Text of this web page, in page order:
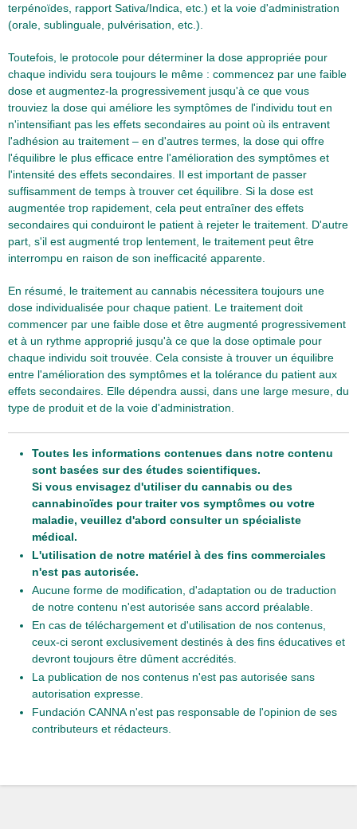
terpénoïdes, rapport Sativa/Indica, etc.) et la voie d'administration
(orale, sublinguale, pulvérisation, etc.).
Toutefois, le protocole pour déterminer la dose appropriée pour
chaque individu sera toujours le même : commencez par une faible
dose et augmentez-la progressivement jusqu'à ce que vous
trouviez la dose qui améliore les symptômes de l'individu tout en
n'intensifiant pas les effets secondaires au point où ils entravent
l'adhésion au traitement – en d'autres termes, la dose qui offre
l'équilibre le plus efficace entre l'amélioration des symptômes et
l'intensité des effets secondaires. Il est important de passer
suffisamment de temps à trouver cet équilibre. Si la dose est
augmentée trop rapidement, cela peut entraîner des effets
secondaires qui conduiront le patient à rejeter le traitement. D'autre
part, s'il est augmenté trop lentement, le traitement peut être
interrompu en raison de son inefficacité apparente.
En résumé, le traitement au cannabis nécessitera toujours une
dose individualisée pour chaque patient. Le traitement doit
commencer par une faible dose et être augmenté progressivement
et à un rythme approprié jusqu'à ce que la dose optimale pour
chaque individu soit trouvée. Cela consiste à trouver un équilibre
entre l'amélioration des symptômes et la tolérance du patient aux
effets secondaires. Elle dépendra aussi, dans une large mesure, du
type de produit et de la voie d'administration.
Toutes les informations contenues dans notre contenu
sont basées sur des études scientifiques.
Si vous envisagez d'utiliser du cannabis ou des
cannabinoïdes pour traiter vos symptômes ou votre
maladie, veuillez d'abord consulter un spécialiste
médical.
L'utilisation de notre matériel à des fins commerciales
n'est pas autorisée.
Aucune forme de modification, d'adaptation ou de traduction
de notre contenu n'est autorisée sans accord préalable.
En cas de téléchargement et d'utilisation de nos contenus,
ceux-ci seront exclusivement destinés à des fins éducatives et
devront toujours être dûment accrédités.
La publication de nos contenus n'est pas autorisée sans
autorisation expresse.
Fundación CANNA n'est pas responsable de l'opinion de ses
contributeurs et rédacteurs.